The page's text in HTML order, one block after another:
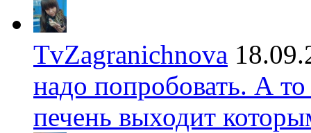
TvZagranichnova
надо попробовать. А
печень выходит